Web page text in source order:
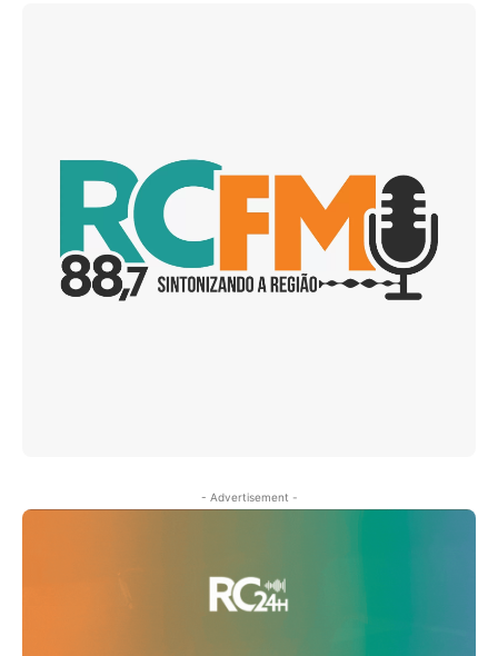
- Advertisement -